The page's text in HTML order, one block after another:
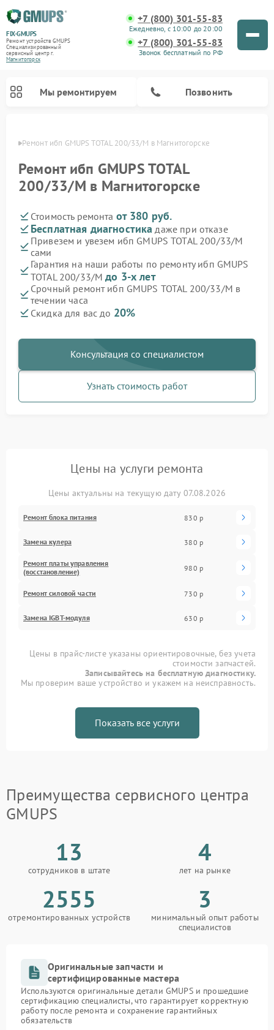
FIX-GMUPS
Ремонт устройств GMUPS
Специализированный
cервисный центр г.
Магнитогорск
+7 (800) 301-55-83
Ежедневно, с 10:00 до 20:00
+7 (800) 301-55-83
Звонок бесплатный по РФ
Мы ремонтируем Позвонить
Ремонт ибп GMUPS TOTAL 200/33/M в Магнитогорске
Ремонт ибп GMUPS TOTAL
200/33/M в Магнитогорске
Стоимость ремонта от 380 руб.
Бесплатная диагностика даже при отказе
Привезем и увезем ибп GMUPS TOTAL 200/33/M
сами
Гарантия на наши работы по ремонту ибп GMUPS
TOTAL 200/33/Mдо 3-х лет
Срочный ремонт ибп GMUPS TOTAL 200/33/M в
течении часа
Скидка для вас до 20%
Консультация со специалистом
Узнать стоимость работ
Цены на услуги ремонта
Цены актуальны на текущую дату 07.08.2026
Ремонт блока питания 830 р
Замена кулера 380 р
Ремонт платы управления
(восстановление)
980 р
Ремонт силовой части 730 р
Замена IGBT-модуля 630 р
Цены в прайс-листе указаны ориентировочные, без учета
стоимости запчастей.
Записывайтесь на бесплатную диагностику.
Мы проверим ваше устройство и укажем на неисправность.
Показать все услуги
Преимущества сервисного центра
GMUPS
13
сотрудников в штате
4
лет на рынке
2555
отремонтированных устройств
3
минимальный опыт работы
специалистов
Оригинальные запчасти и
сертифицированные мастера
Используются оригинальные детали GMUPS и прошедшие
сертификацию специалисты, что гарантирует корректную
работу после ремонта и сохранение гарантийных
обязательств